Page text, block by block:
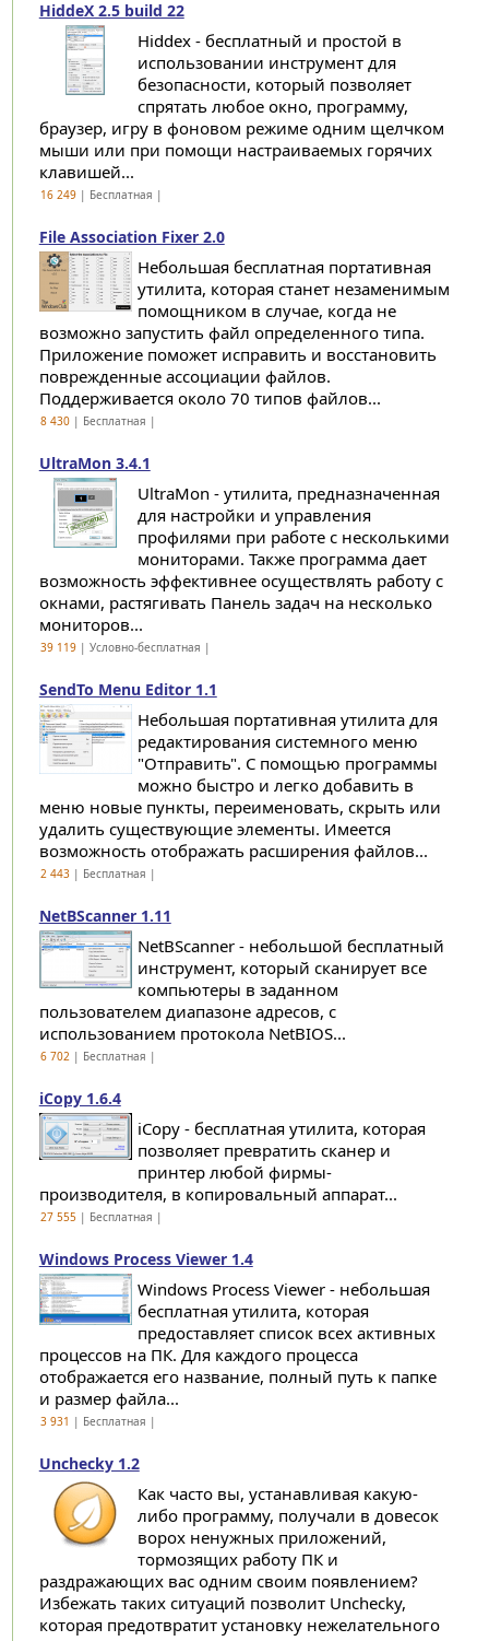
HiddeX 2.5 build 22
Hiddex - бесплатный и простой в
использовании инструмент для
безопасности, который позволяет
спрятать любое окно, программу,
браузер, игру в фоновом режиме одним щелчком
мыши или при помощи настраиваемых горячих
клавишей...
16 249| Бесплатная |
File Association Fixer 2.0
Небольшая бесплатная портативная
утилита, которая станет незаменимым
помощником в случае, когда не
возможно запустить файл определенного типа.
Приложение поможет исправить и восстановить
поврежденные ассоциации файлов.
Поддерживается около 70 типов файлов...
8 430| Бесплатная |
UltraMon 3.4.1
UltraMon - утилита, предназначенная
для настройки и управления
профилями при работе с несколькими
мониторами. Также программа дает
возможность эффективнее осуществлять работу с
окнами, растягивать Панель задач на несколько
мониторов...
39 119| Условно-бесплатная |
SendTo Menu Editor 1.1
Небольшая портативная утилита для
редактирования системного меню
"Отправить". С помощью программы
можно быстро и легко добавить в
меню новые пункты, переименовать, скрыть или
удалить существующие элементы. Имеется
возможность отображать расширения файлов...
2 443| Бесплатная |
NetBScanner 1.11
NetBScanner - небольшой бесплатный
инструмент, который сканирует все
компьютеры в заданном
пользователем диапазоне адресов, с
использованием протокола NetBIOS...
6 702| Бесплатная |
iCopy 1.6.4
iCopy - бесплатная утилита, которая
позволяет превратить сканер и
принтер любой фирмы-
производителя, в копировальный аппарат...
27 555| Бесплатная |
Windows Process Viewer 1.4
Windows Process Viewer - небольшая
бесплатная утилита, которая
предоставляет список всех активных
процессов на ПК. Для каждого процесса
отображается его название, полный путь к папке
и размер файла...
3 931 | Бесплатная |
Unchecky 1.2
Как часто вы, устанавливая какую-
либо программу, получали в довесок
ворох ненужных приложений,
тормозящих работу ПК и
раздражающих вас одним своим появлением?
Избежать таких ситуаций позволит Unchecky,
которая предотвратит установку нежелательного